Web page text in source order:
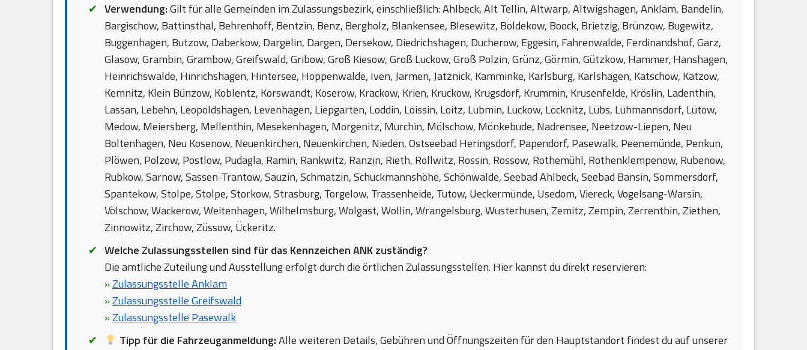
Verwendung:Gilt für alle Gemeinden im Zulassungsbezirk, einschließlich: Ahlbeck, Alt Tellin, Altwarp, Altwigshagen, Anklam, Bandelin,
Bargischow, Battinsthal, Behrenhoff, Bentzin, Benz, Bergholz, Blankensee, Blesewitz, Boldekow, Boock, Brietzig, Brünzow, Bugewitz,
Buggenhagen, Butzow, Daberkow, Dargelin, Dargen, Dersekow, Diedrichshagen, Ducherow, Eggesin, Fahrenwalde, Ferdinandshof, Garz,
Glasow, Grambin, Grambow, Greifswald, Gribow, Groß Kiesow, Groß Luckow, Groß Polzin, Grünz, Görmin, Gützkow, Hammer, Hanshagen,
Heinrichswalde, Hinrichshagen, Hintersee, Hoppenwalde, Iven, Jarmen, Jatznick, Kamminke, Karlsburg, Karlshagen, Katschow, Katzow,
Kemnitz, Klein Bünzow, Koblentz, Korswandt, Koserow, Krackow, Krien, Kruckow, Krugsdorf, Krummin, Krusenfelde, Kröslin, Ladenthin,
Lassan, Lebehn, Leopoldshagen, Levenhagen, Liepgarten, Loddin, Loissin, Loitz, Lubmin, Luckow, Löcknitz, Lübs, Lühmannsdorf, Lütow,
Medow, Meiersberg, Mellenthin, Mesekenhagen, Morgenitz, Murchin, Mölschow, Mönkebude, Nadrensee, Neetzow-Liepen, Neu
Boltenhagen, Neu Kosenow, Neuenkirchen, Neuenkirchen, Nieden, Ostseebad Heringsdorf, Papendorf, Pasewalk, Peenemünde, Penkun,
Plöwen, Polzow, Postlow, Pudagla, Ramin, Rankwitz, Ranzin, Rieth, Rollwitz, Rossin, Rossow, Rothemühl, Rothenklempenow, Rubenow,
Rubkow, Sarnow, Sassen-Trantow, Sauzin, Schmatzin, Schuckmannshöhe, Schönwalde, Seebad Ahlbeck, Seebad Bansin, Sommersdorf,
Spantekow, Stolpe, Stolpe, Storkow, Strasburg, Torgelow, Trassenheide, Tutow, Ueckermünde, Usedom, Viereck, Vogelsang-Warsin,
Völschow, Wackerow, Weitenhagen, Wilhelmsburg, Wolgast, Wollin, Wrangelsburg, Wusterhusen, Zemitz, Zempin, Zerrenthin, Ziethen,
Zinnowitz, Zirchow, Züssow, Ückeritz.
Welche Zulassungsstellen sind für das Kennzeichen ANK zuständig?
Die amtliche Zuteilung und Ausstellung erfolgt durch die örtlichen Zulassungsstellen. Hier kannst du direkt reservieren:
»Zulassungsstelle Anklam
»Zulassungsstelle Greifswald
»Zulassungsstelle Pasewalk
Tipp für die Fahrzeuganmeldung:Alle weiteren Details, Gebühren und Öffnungszeiten für den Hauptstandort findest du auf unserer